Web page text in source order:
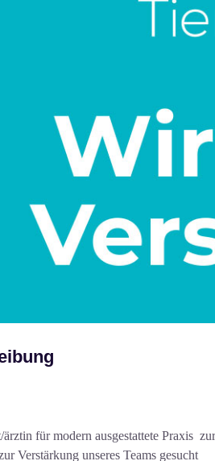
für modern ausgestattete Praxis
Verstärkung unseres Teams gesucht